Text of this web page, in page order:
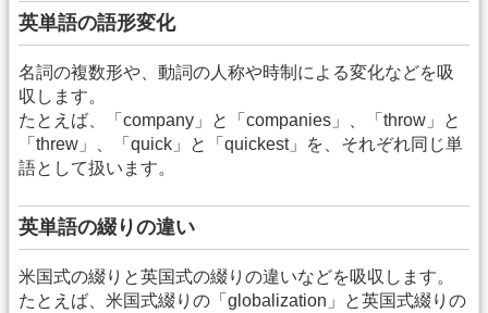
英単語の語形変化
名詞の複数形や、動詞の人称や時制による変化などを吸
収します。
たとえば、「company」と「companies」、「throw」と
「threw」、「quick」と「quickest」を、それぞれ同じ単
語として扱います。
英単語の綴りの違い
米国式の綴りと英国式の綴りの違いなどを吸収します。
たとえば、米国式綴りの「globalization」と英国式綴りの